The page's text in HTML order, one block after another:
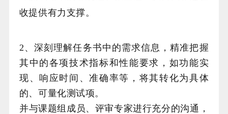
收提供有力支撑。
2、深刻理解任务书中的需求信息，精准把握
其中的各项技术指标和性能要求，如功能实
现、响应时间、准确率等，将其转化为具体
的、可量化测试项。
并与课题组成员、评审专家进行充分的沟通，